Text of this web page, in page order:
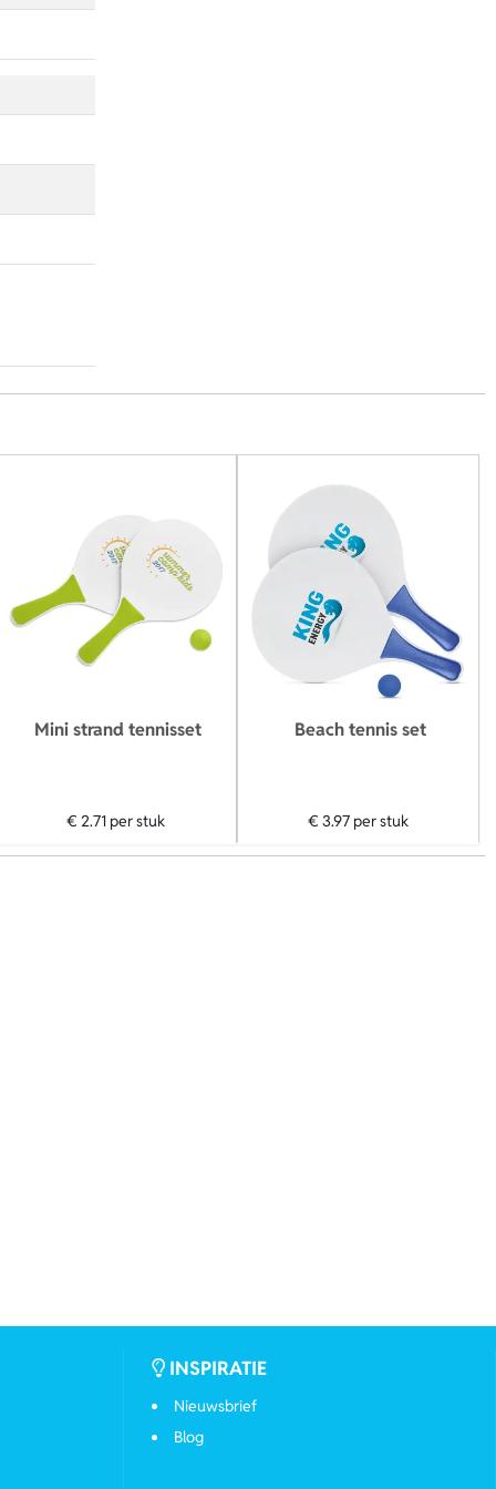
Mini strand tennisset
€ 2.71 per stuk
Beach tennis set
€ 3.97 per stuk
INSPIRATIE
Nieuwsbrief
Blog